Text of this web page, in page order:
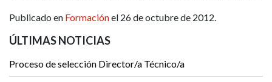
Publicado en Formaciónel 26 de octubre de 2012.
ÚLTIMAS NOTICIAS
Proceso de selección Director/a Técnico/a